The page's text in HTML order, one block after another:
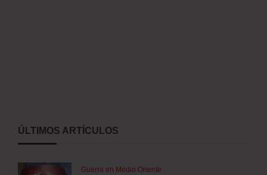
ÚLTIMOS ARTÍCULOS
Guerra en Medio Oriente